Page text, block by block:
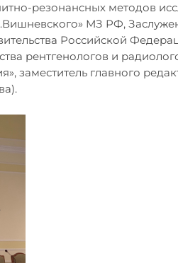
резонансных методов
МЗ РФ,
Российской
рентгенологов и
заместитель главного